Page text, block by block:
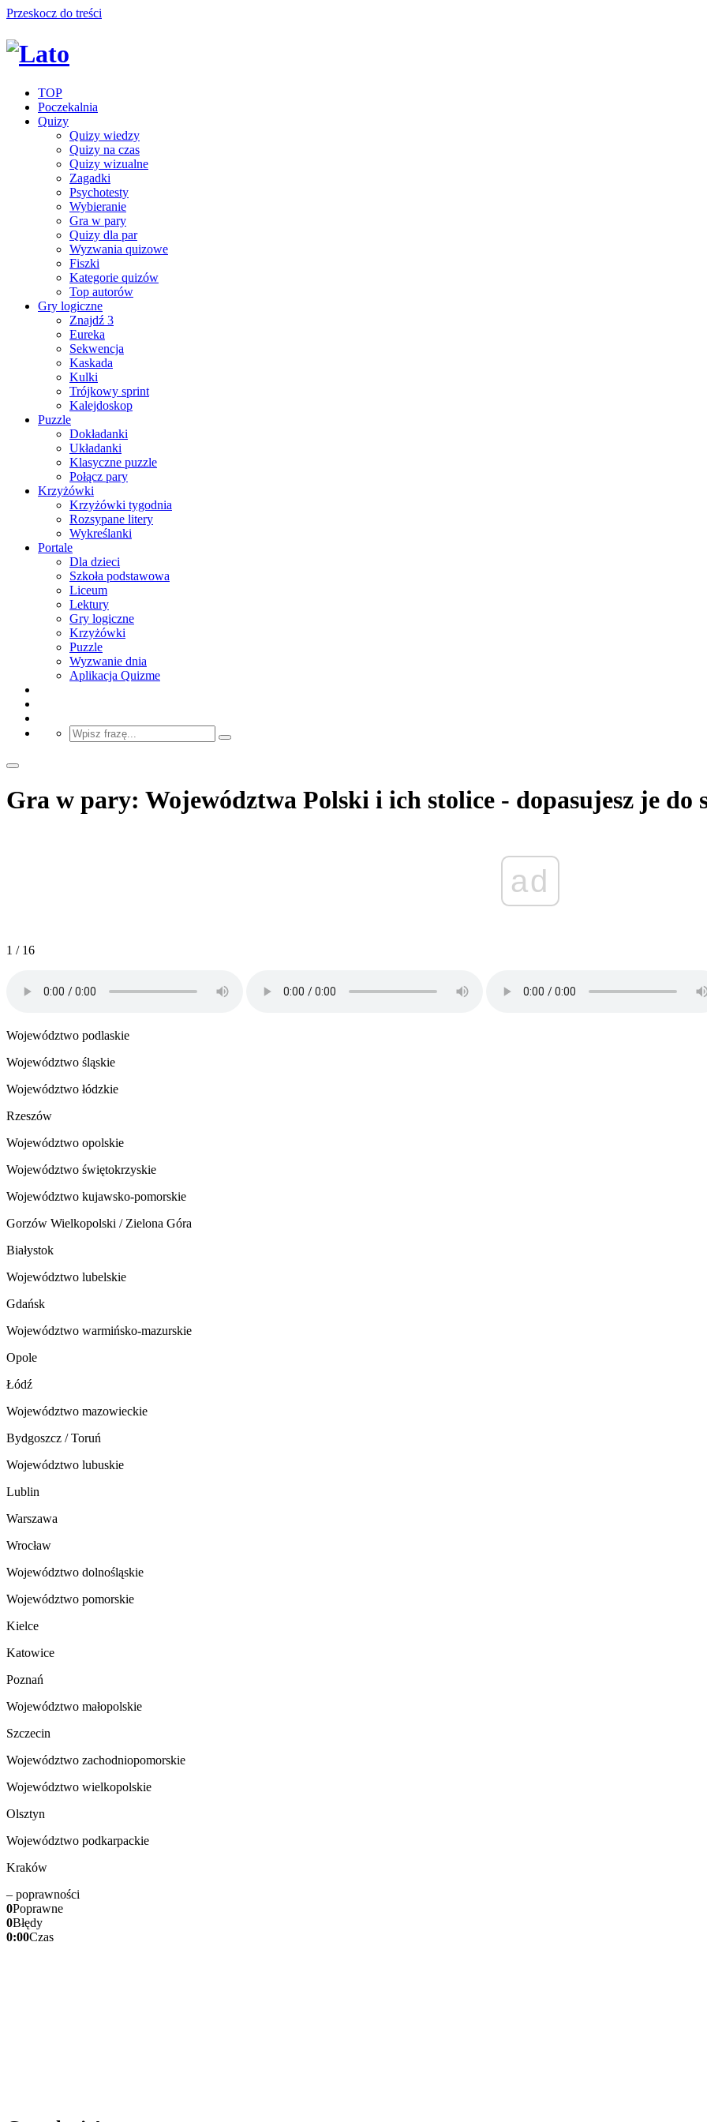
Przeskocz do treści
TOP
Poczekalnia
Quizy
Quizy wiedzy
Quizy na czas
Quizy wizualne
Zagadki
Psychotesty
Wybieranie
Gra w pary
Quizy dla par
Wyzwania quizowe
Fiszki
Kategorie quizów
Top autorów
Gry logiczne
Znajdź 3
Eureka
Sekwencja
Kaskada
Kulki
Trójkowy sprint
Kalejdoskop
Puzzle
Dokładanki
Układanki
Klasyczne puzzle
Połącz pary
Krzyżówki
Krzyżówki tygodnia
Rozsypane litery
Wykreślanki
Portale
Dla dzieci
Szkoła podstawowa
Liceum
Lektury
Gry logiczne
Krzyżówki
Puzzle
Wyzwanie dnia
Aplikacja Quizme
Gra w pary: Województwa Polski i ich stolice - dopasujesz je do
ad
1 / 16
Województwo podlaskie
Województwo śląskie
Województwo łódzkie
Rzeszów
Województwo opolskie
Województwo świętokrzyskie
Województwo kujawsko-pomorskie
Gorzów Wielkopolski / Zielona Góra
Białystok
Województwo lubelskie
Gdańsk
Województwo warmińsko-mazurskie
Opole
Łódź
Województwo mazowieckie
Bydgoszcz / Toruń
Województwo lubuskie
Lublin
Warszawa
Wrocław
Województwo dolnośląskie
Województwo pomorskie
Kielce
Katowice
Poznań
Województwo małopolskie
Szczecin
Województwo zachodniopomorskie
Województwo wielkopolskie
Olsztyn
Województwo podkarpackie
Kraków
– poprawności
0Poprawne
0Błędy
0:00Czas